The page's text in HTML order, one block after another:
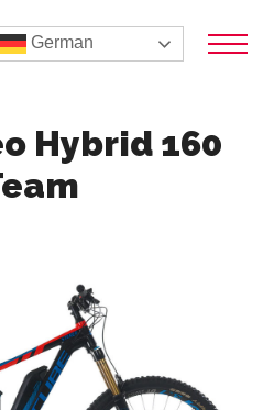
German
Hybrid 160